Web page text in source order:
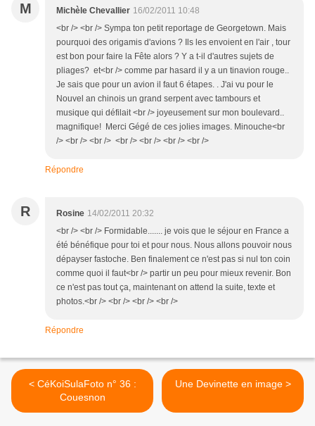
M Michèle Chevallier 16/02/2011 10:48
<br /> <br /> Sympa ton petit reportage de Georgetown. Mais
pourquoi des origamis d'avions ? Ils les envoient en l'air , tour
est bon pour faire la Fête alors ? Y a t-il d'autres sujets de
pliages? et<br /> comme par hasard il y a un tinavion rouge..
Je sais que pour un avion il faut 6 étapes. . J'ai vu pour le
Nouvel an chinois un grand serpent avec tambours et
musique qui défilait <br /> joyeusement sur mon boulevard..
magnifique! Merci Gégé de ces jolies images. Minouche<br
/> <br /> <br /> <br /> <br /> <br /> <br />
Répondre
R Rosine 14/02/2011 20:32
<br /> <br /> Formidable....... je vois que le séjour en France a
été bénéfique pour toi et pour nous. Nous allons pouvoir nous
dépayser fastoche. Ben finalement ce n'est pas si nul ton coin
comme quoi il faut<br /> partir un peu pour mieux revenir. Bon
ce n'est pas tout ça, maintenant on attend la suite, texte et
photos.<br /> <br /> <br /> <br />
Répondre
< CéKoiSulaFoto n° 36 :
Couesnon
Une Devinette en image >